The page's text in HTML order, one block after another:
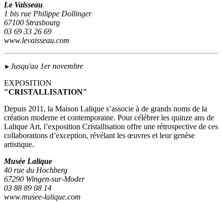
Le Vaisseau
1 bis rue Philippe Dollinger
67100 Strasbourg
03 69 33 26 69
www.levaisseau.com
► Jusqu'au 1er novembre
EXPOSITION
"CRISTALLISATION"
Depuis 2011, la Maison Lalique s’associe à de grands noms de la
création moderne et contemporaine. Pour célébrer les quinze ans de
Lalique Art, l’exposition Cristallisation offre une rétrospective de ces
collaborations d’exception, révélant les œuvres et leur genèse
artistique.
Musée Lalique
40 rue du Hochberg
67290 Wingen-sur-Moder
03 88 89 08 14
www.musee-lalique.com